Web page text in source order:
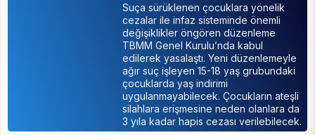
Suça sürüklenen çocuklara yönelik
cezalar ile infaz sisteminde önemli
değişiklikler öngören düzenleme
TBMM Genel Kurulu’nda kabul
edilerek yasalaştı. Yeni düzenlemeyle
ağır suç işleyen 15-18 yaş grubundaki
çocuklarda yaş indirimi
uygulanmayabilecek. Çocukların ateşli
silahlara erişmesine neden olanlara da
3 yıla kadar hapis cezası verilebilecek.